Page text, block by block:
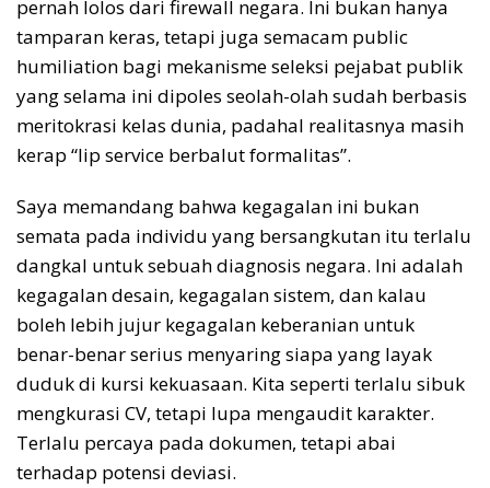
pernah lolos dari firewall negara. Ini bukan hanya
tamparan keras, tetapi juga semacam public
humiliation bagi mekanisme seleksi pejabat publik
yang selama ini dipoles seolah-olah sudah berbasis
meritokrasi kelas dunia, padahal realitasnya masih
kerap “lip service berbalut formalitas”.
Saya memandang bahwa kegagalan ini bukan
semata pada individu yang bersangkutan itu terlalu
dangkal untuk sebuah diagnosis negara. Ini adalah
kegagalan desain, kegagalan sistem, dan kalau
boleh lebih jujur kegagalan keberanian untuk
benar-benar serius menyaring siapa yang layak
duduk di kursi kekuasaan. Kita seperti terlalu sibuk
mengkurasi CV, tetapi lupa mengaudit karakter.
Terlalu percaya pada dokumen, tetapi abai
terhadap potensi deviasi.